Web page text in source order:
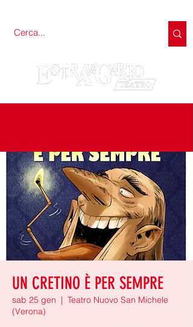
UN CRETINO È PER SEMPRE
sab 25 gen
  |
Teatro Nuovo San Michele
(Verona)